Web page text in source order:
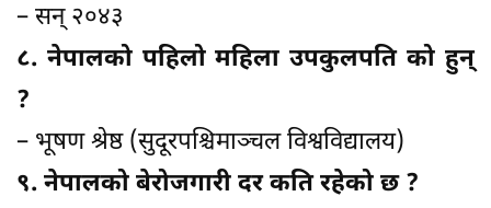
– सन् २०४३
८. नेपालको पहिलो महिला उपकुलपति को हुन्
?
– भूषण श्रेष्ठ (सुदूरपश्चिमाञ्चल विश्वविद्यालय)
९. नेपालको बेरोजगारी दर कति रहेको छ ?